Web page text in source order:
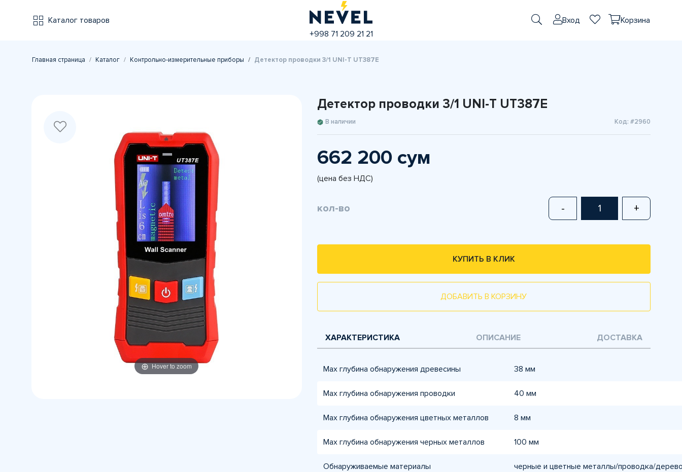
Каталог товаров
+998 71 209 21 21
Вход Корзина
Главная страница Каталог Контрольно-измерительные приборы Детектор проводки 3/1 UNI-T UT387E
Hover to zoom
Детектор проводки 3/1 UNI-T UT387E
В наличии Код: #2960
662 200 сум
(цена без НДС)
кол-во - +
КУПИТЬ В КЛИК
ДОБАВИТЬ В КОРЗИНУ
ХАРАКТЕРИСТИКА ОПИСАНИЕ ДОСТАВКА
Max глубина обнаружения древесины 38 мм
Max глубина обнаружения проводки 40 мм
Max глубина обнаружения цветных металлов 8 мм
Max глубина обнаружения черных металлов 100 мм
Обнаруживаемые материалы черные и цветные металлы/проводка/